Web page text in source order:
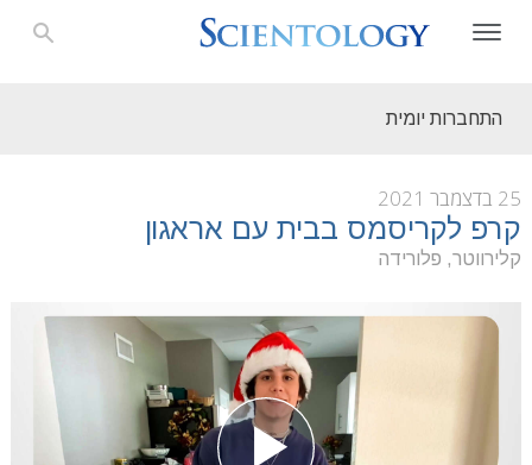
התחברות יומית
25 בדצמבר 2021
קרפ לקריסמס בבית עם אראגון
קלירווטר, פלורידה